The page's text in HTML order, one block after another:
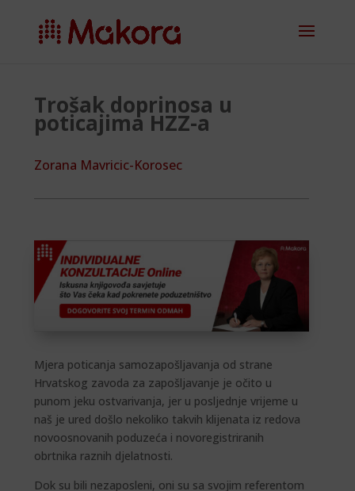
Trošak doprinosa u
poticajima HZZ-a
Zorana Mavricic-Korosec
Mjera poticanja samozapošljavanja od strane
Hrvatskog zavoda za zapošljavanje je očito u
punom jeku ostvarivanja, jer u posljednje vrijeme u
naš je ured došlo nekoliko takvih klijenata iz redova
novoosnovanih poduzeća i novoregistriranih
obrtnika raznih djelatnosti.
Dok su bili nezaposleni, oni su sa svojim referentom